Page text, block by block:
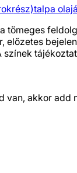
talpa
akkor